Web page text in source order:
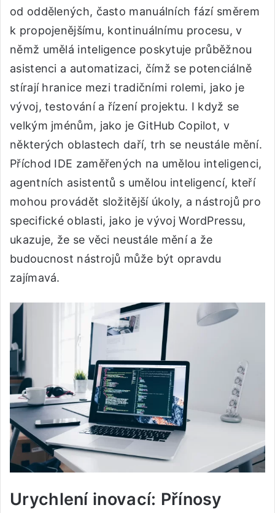
od oddělených, často manuálních fází směrem
k propojenějšímu, kontinuálnímu procesu, v
němž umělá inteligence poskytuje průběžnou
asistenci a automatizaci, čímž se potenciálně
stírají hranice mezi tradičními rolemi, jako je
vývoj, testování a řízení projektu. I když se
velkým jménům, jako je GitHub Copilot, v
některých oblastech daří, trh se neustále mění.
Příchod IDE zaměřených na umělou inteligenci,
agentních asistentů s umělou inteligencí, kteří
mohou provádět složitější úkoly, a nástrojů pro
specifické oblasti, jako je vývoj WordPressu,
ukazuje, že se věci neustále mění a že
budoucnost nástrojů může být opravdu
zajímavá.
Urychlení inovací: Přínosy